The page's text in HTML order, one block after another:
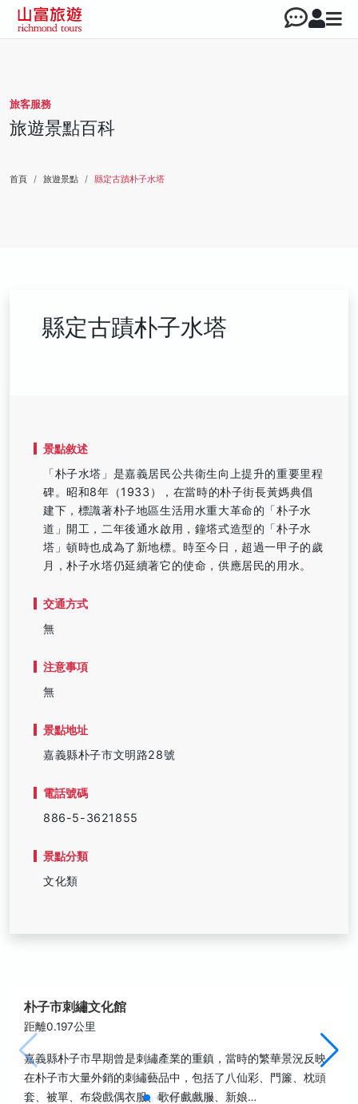
旅客服務
旅遊景點百科
首頁 旅遊景點 縣定古蹟朴子水塔
縣定古蹟朴子水塔
景點敘述
「朴子水塔」是嘉義居民公共衛生向上提升的重要里程
碑。昭和8年（1933），在當時的朴子街長黃媽典倡
建下，標識著朴子地區生活用水重大革命的「朴子水
道」開工，二年後通水啟用，鐘塔式造型的「朴子水
塔」頓時也成為了新地標。時至今日，超過一甲子的歲
月，朴子水塔仍延續著它的使命，供應居民的用水。
交通方式
無
注意事項
無
景點地址
嘉義縣朴子市文明路28號
電話號碼
886-5-3621855
景點分類
文化類
朴子市刺繡文化館
距離0.197公里
嘉義縣朴子市早期曾是刺繡產業的重鎮，當時的繁華景況反映
在朴子市大量外銷的刺繡藝品中，包括了八仙彩、門簾、枕頭
套、被單、布袋戲偶衣服、歌仔戲戲服、新娘…